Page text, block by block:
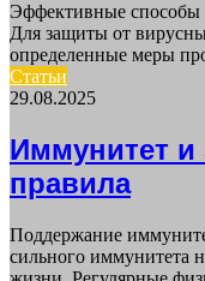
Эффективные
Для защиты от
определенные меры
Статьи
29.08.2025
Иммунитет
правила
Поддержание
сильного иммунитета